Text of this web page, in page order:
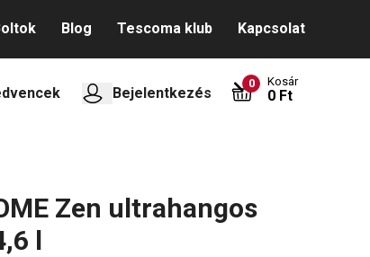
Blog Tescoma klub Kapcsolat
Bejelentkezés
0 Kosár
0 Ft
Zen ultrahangos
l